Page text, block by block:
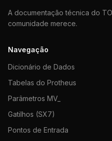
A documentação técnica do
comunidade merece.
Navegação
Dicionário de Dados
Tabelas do Protheus
Parâmetros MV_
Gatilhos (SX7)
Pontos de Entrada